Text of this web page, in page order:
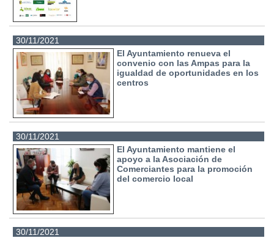
30/11/2021
El Ayuntamiento renueva el
convenio con las Ampas para la
igualdad de oportunidades en los
centros
30/11/2021
El Ayuntamiento mantiene el
apoyo a la Asociación de
Comerciantes para la promoción
del comercio local
30/11/2021